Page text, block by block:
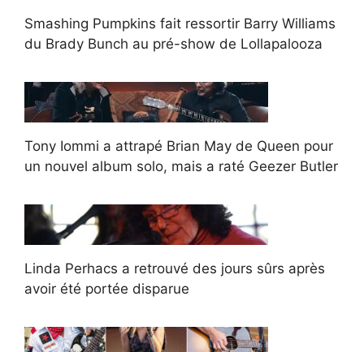
Smashing Pumpkins fait ressortir Barry Williams
du Brady Bunch au pré-show de Lollapalooza
Tony Iommi a attrapé Brian May de Queen pour
un nouvel album solo, mais a raté Geezer Butler
Linda Perhacs a retrouvé des jours sûrs après
avoir été portée disparue